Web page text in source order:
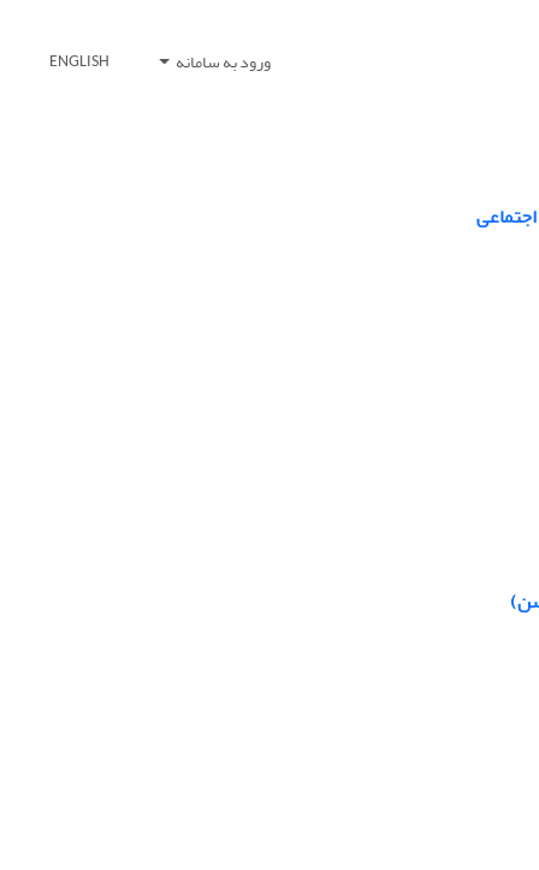
ورود به سامانه ENGLISH